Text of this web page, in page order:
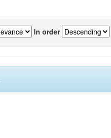
In order